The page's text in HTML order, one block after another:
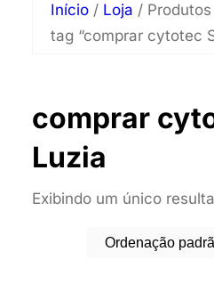
Início / Loja /
tag “comprar cytotec
comprar
Luzia
Exibindo um único